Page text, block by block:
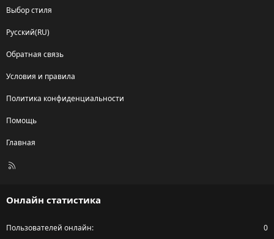
Выбор стиля
Русский(RU)
Обратная связь
Условия и правила
Политика конфиденциальности
Помощь
Главная
R
Онлайн статистика
Пользователей онлайн 0